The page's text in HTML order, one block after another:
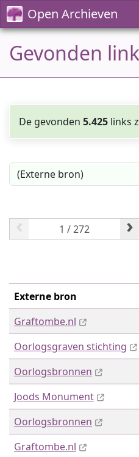
Open Archieven
Gevonden
De gevonden 5.425 links
‹ ›
Externe bron
Graftombe.nl
Oorlogsgraven stichting
Oorlogsbronnen
Joods Monument
Oorlogsbronnen
Graftombe.nl